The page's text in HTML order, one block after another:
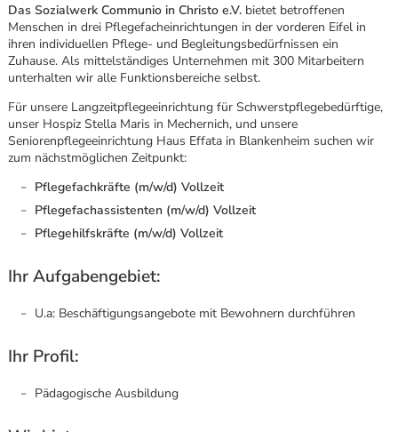
Das Sozialwerk Communio in Christo e.V.bietet betroffenen
Menschen in drei Pflegefacheinrichtungen in der vorderen Eifel in
ihren individuellen Pflege- und Begleitungsbedürfnissen ein
Zuhause. Als mittelständiges Unternehmen mit 300 Mitarbeitern
unterhalten wir alle Funktionsbereiche selbst.
Für unsere Langzeitpflegeeinrichtung für Schwerstpflegebedürftige,
unser Hospiz Stella Maris in Mechernich, und unsere
Seniorenpflegeeinrichtung Haus Effata in Blankenheim suchen wir
zum nächstmöglichen Zeitpunkt:
Pflegefachkräfte (m/w/d) Vollzeit
Pflegefachassistenten (m/w/d) Vollzeit
Pflegehilfskräfte (m/w/d) Vollzeit
Ihr Aufgabengebiet:
U.a: Beschäftigungsangebote mit Bewohnern durchführen
Ihr Profil:
Pädagogische Ausbildung